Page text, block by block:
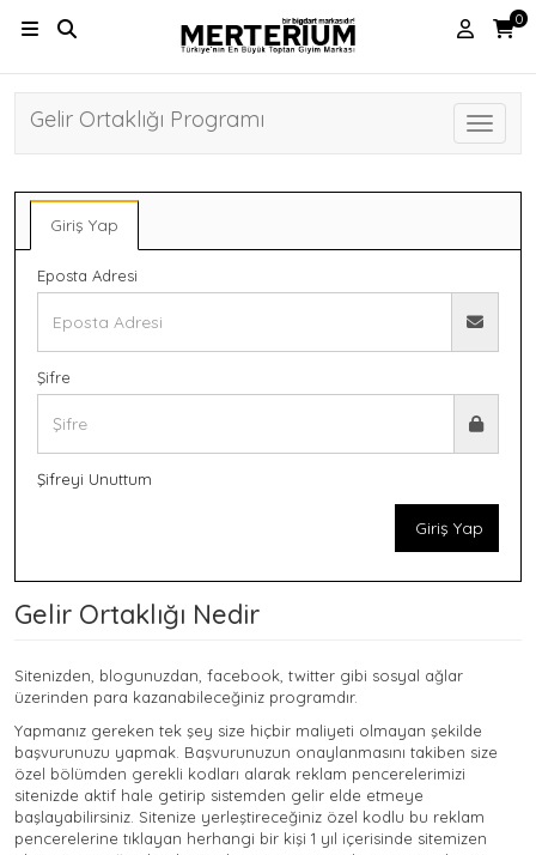
0
Toggle
Gelir Ortaklığı Programı
Giriş Yap
Eposta Adresi
Şifre
Şifreyi Unuttum
Giriş Yap
Gelir Ortaklığı Nedir
Sitenizden, blogunuzdan, facebook, twitter gibi sosyal ağlar
üzerinden para kazanabileceğiniz programdır.
Yapmanız gereken tek şey size hiçbir maliyeti olmayan şekilde
başvurunuzu yapmak. Başvurunuzun onaylanmasını takiben size
özel bölümden gerekli kodları alarak reklam pencerelerimizi
sitenizde aktif hale getirip sistemden gelir elde etmeye
başlayabilirsiniz. Sitenize yerleştireceğiniz özel kodlu bu reklam
pencerelerine tıklayan herhangi bir kişi 1 yıl içerisinde sitemizen